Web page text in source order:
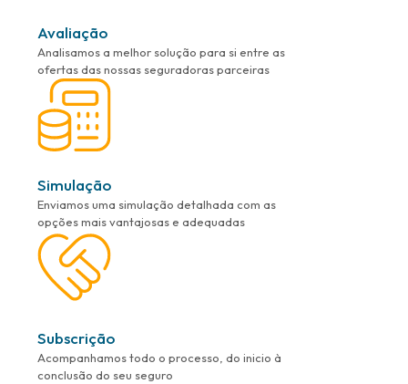
Avaliação
Analisamos a melhor solução para si entre as
ofertas das nossas seguradoras parceiras
Simulação
Enviamos uma simulação detalhada com as
opções mais vantajosas e adequadas
Subscrição
Acompanhamos todo o processo, do inicio à
conclusão do seu seguro